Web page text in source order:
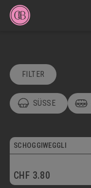
FILTER
SÜSSE
SÜSSE KÖSTLICHKEITEN
SÜSSGEBÄCK
SCHOGGIWEGGLI
CHF 3.80
Vegetarisch